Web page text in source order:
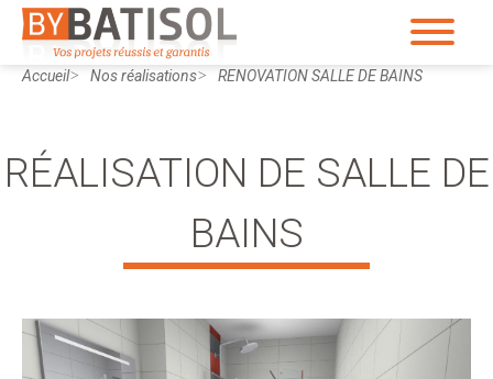
Accueil Nos réalisations RENOVATION SALLE DE BAINS
RÉALISATION DE SALLE DE
BAINS